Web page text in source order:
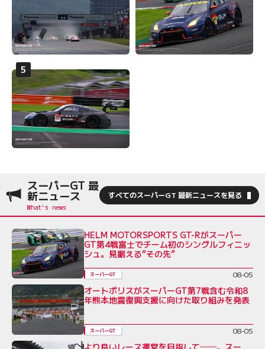
スーパーGT 最
新ニュース すべてのスーパーGT 最新ニュースを見る
HELM MOTORSPORTS GT-Rがスーパー
GT第4戦富士でチーム初のシングルフィニッ
シュ。見据える“その先”
スーパーGT 08-05
オートポリスがスーパーGT第7戦含む令和8
年熊本地震復興支援に向けた取り組みを発表
スーパーGT 08-05